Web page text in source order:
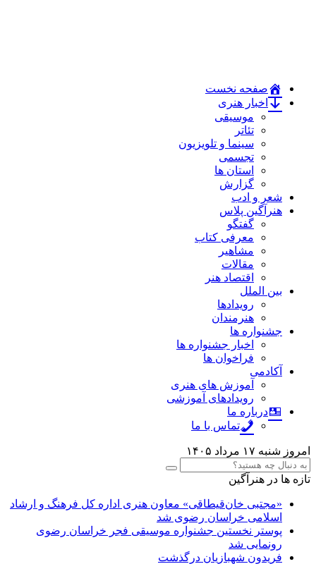
صفحه نخست
اخبار هنری
موسیقی
تئاتر
سینما و تلویزیون
تجسمی
استان ها
گزارش
شعر و ادب
هنرآگین پلاس
گفتگو
معرفی کتاب
مشاهیر
مقالات
اقتصاد هنر
بین الملل
رویدادها
هنرمندان
جشنواره ها
اخبار جشنواره ها
فراخوان ها
آکادمی
آموزش های هنری
رویدادهای آموزشی
درباره ما
تماس با ما
امروز شنبه ۱۷ مرداد ۱۴۰۵
تازه ها در هنرآگین
«مجتبی خان‌قیطاقی» معاون هنری اداره کل فرهنگ و ارشاد
اسلامی خراسان رضوی شد
پوستر نخستین جشنواره موسیقی فجر خراسان رضوی
رونمایی شد
فریدون شهبازیان درگذشت